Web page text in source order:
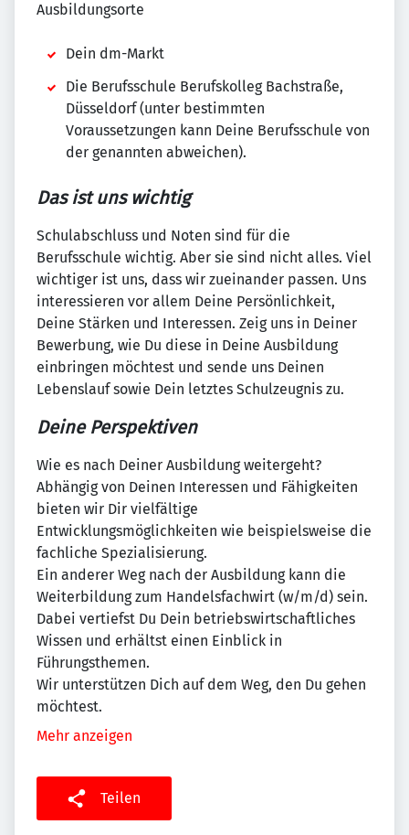
Ausbildungsorte
Dein dm-Markt
Die Berufsschule Berufskolleg Bachstraße,
Düsseldorf (unter bestimmten
Voraussetzungen kann Deine Berufsschule von
der genannten abweichen).
Das ist uns wichtig
Schulabschluss und Noten sind für die
Berufsschule wichtig. Aber sie sind nicht alles. Viel
wichtiger ist uns, dass wir zueinander passen. Uns
interessieren vor allem Deine Persönlichkeit,
Deine Stärken und Interessen. Zeig uns in Deiner
Bewerbung, wie Du diese in Deine Ausbildung
einbringen möchtest und sende uns Deinen
Lebenslauf sowie Dein letztes Schulzeugnis zu.
Deine Perspektiven
Wie es nach Deiner Ausbildung weitergeht?
Abhängig von Deinen Interessen und Fähigkeiten
bieten wir Dir vielfältige
Entwicklungsmöglichkeiten wie beispielsweise die
fachliche Spezialisierung.
Ein anderer Weg nach der Ausbildung kann die
Weiterbildung zum Handelsfachwirt (w/m/d) sein.
Dabei vertiefst Du Dein betriebswirtschaftliches
Wissen und erhältst einen Einblick in
Führungsthemen.
Wir unterstützen Dich auf dem Weg, den Du gehen
möchtest.
Mehr anzeigen
Teilen